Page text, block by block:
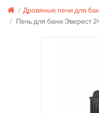
Дровяные печи для
Печь для бани Эверест